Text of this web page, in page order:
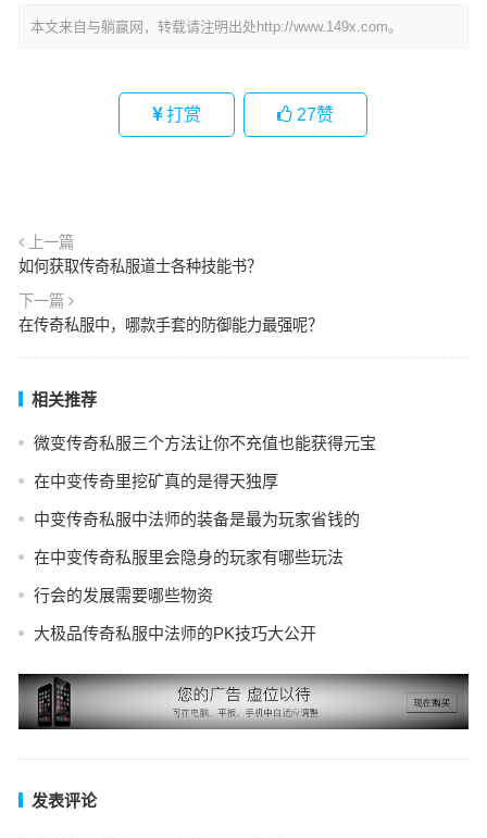
本文来自与躺赢网，转载请注明出处http://www.149x.com。
打赏 27赞
上一篇
如何获取传奇私服道士各种技能书？
下一篇
在传奇私服中，哪款手套的防御能力最强呢？
相关推荐
微变传奇私服三个方法让你不充值也能获得元宝
在中变传奇里挖矿真的是得天独厚
中变传奇私服中法师的装备是最为玩家省钱的
在中变传奇私服里会隐身的玩家有哪些玩法
行会的发展需要哪些物资
大极品传奇私服中法师的PK技巧大公开
发表评论